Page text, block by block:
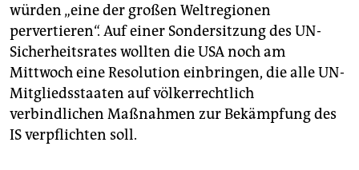
würden „eine der großen Weltregionen
pervertieren“. Auf einer Sondersitzung des UN-
Sicherheitsrates wollten die USA noch am
Mittwoch eine Resolution einbringen, die alle UN-
Mitgliedsstaaten auf völkerrechtlich
verbindlichen Maßnahmen zur Bekämpfung des
IS verpflichten soll.